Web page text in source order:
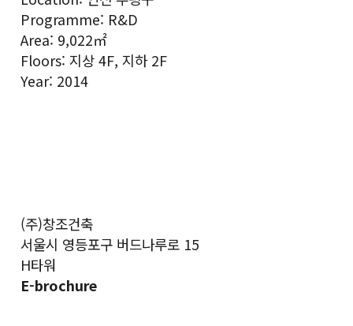
Programme: R&D
Area: 9,022㎡
Floors: 지상 4F, 지하 2F
Year: 2014
(주)창조건축
서울시 영등포구 버드나루로 15
H타워
E-brochure